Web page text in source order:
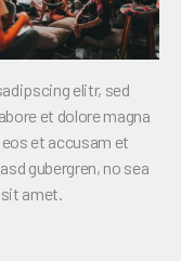
elitr, sed
et dolore magna
et accusam et
gubergren, no sea
amet.